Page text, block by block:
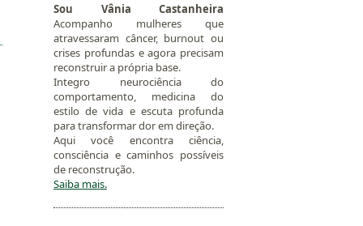
Sou Vânia Castanheira
Acompanho mulheres que
atravessaram câncer, burnout ou
crises profundas e agora precisam
reconstruir a própria base.
Integro neurociência do
comportamento, medicina do
estilo de vida e escuta profunda
para transformar dor em direção.
Aqui você encontra ciência,
consciência e caminhos possíveis
de reconstrução.
Saiba mais.